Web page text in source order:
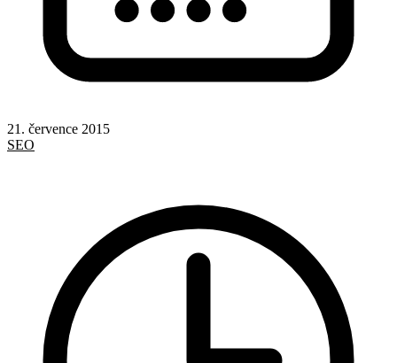
21. července 2015
SEO